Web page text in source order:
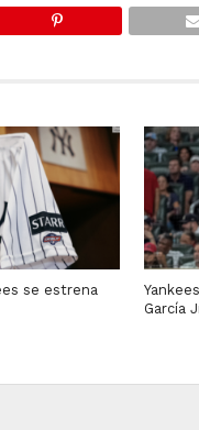
se estrena
García